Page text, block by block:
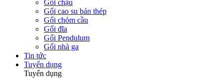
Gối chậu
Gối cao su bản thép
Gối chỏm cầu
Gối đĩa
Gối Pendulum
Gối nhà ga
Tin tức
Tuyển dụng
Tuyển dụng